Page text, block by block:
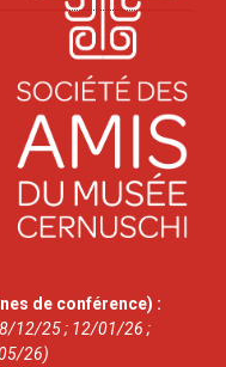
de conférence) :
12/25 ; 12/01/26 ;
26)